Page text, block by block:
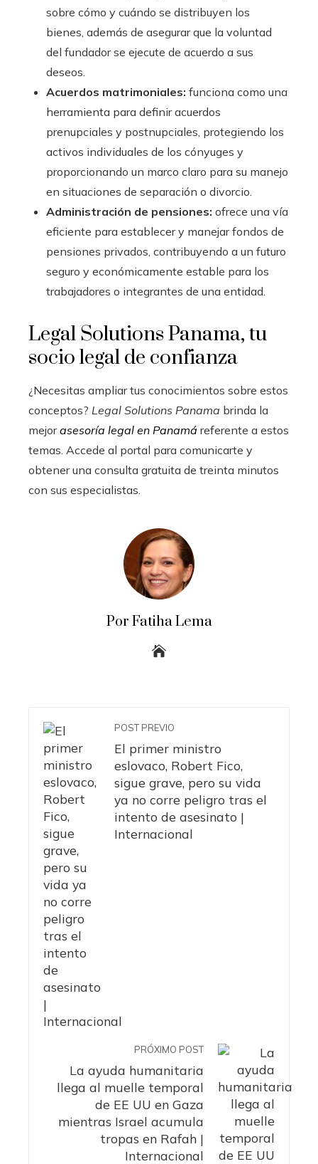
sobre cómo y cuándo se distribuyen los
bienes, además de asegurar que la voluntad
del fundador se ejecute de acuerdo a sus
deseos.
Acuerdos matrimoniales: funciona como una
herramienta para definir acuerdos
prenupciales y postnupciales, protegiendo los
activos individuales de los cónyuges y
proporcionando un marco claro para su manejo
en situaciones de separación o divorcio.
Administración de pensiones: ofrece una vía
eficiente para establecer y manejar fondos de
pensiones privados, contribuyendo a un futuro
seguro y económicamente estable para los
trabajadores o integrantes de una entidad.
Legal Solutions Panama, tu
socio legal de confianza
¿Necesitas ampliar tus conocimientos sobre estos
conceptos? Legal Solutions Panama brinda la
mejorasesoría legal en Panamá referente a estos
temas. Accede al portal para comunicarte y
obtener una consulta gratuita de treinta minutos
con sus especialistas.
Por Fatiha Lema
POST PREVIO
El primer ministro
eslovaco, Robert Fico,
sigue grave, pero su vida
ya no corre peligro tras el
intento de asesinato |
Internacional
PRÓXIMO POST
La ayuda humanitaria
llega al muelle temporal
de EE UU en Gaza
mientras Israel acumula
tropas en Rafah |
Internacional